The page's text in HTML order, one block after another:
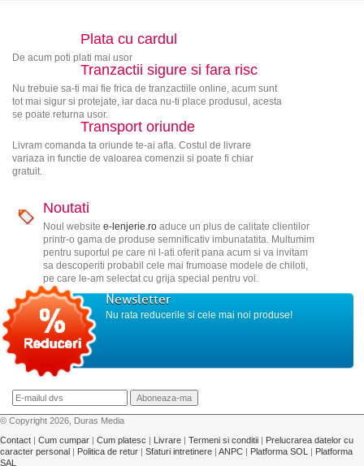
Plata cu cardul
De acum poti plati mai usor
Tranzactii sigure si fara risc
Nu trebuie sa-ti mai fie frica de tranzactiile online, acum sunt
tot mai sigur si protejate, iar daca nu-ti place produsul, acesta
se poate returna usor.
Transport oriunde
Livram comanda ta oriunde te-ai afla. Costul de livrare
variaza in functie de valoarea comenzii si poate fi chiar
gratuit.
Noutati
Noul website e-lenjerie.roaduce un plus de calitate clientilor
printr-o gama de produse semnificativ imbunatatita. Multumim
pentru suportul pe care ni l-ati oferit pana acum si va invitam
sa descoperiti probabil cele mai frumoase modele de chiloti,
pe care le-am selectat cu grija special pentru voi.
Newsletter
Nu rata reducerile si cele mai noi produse!
© Copyright 2026, Duras Media
Contact | Cum cumpar | Cum platesc | Livrare | Termeni si conditii | Prelucrarea datelor cu
caracter personal | Politica de retur | Sfaturi intretinere | ANPC | Platforma SOL | Platforma
SAL